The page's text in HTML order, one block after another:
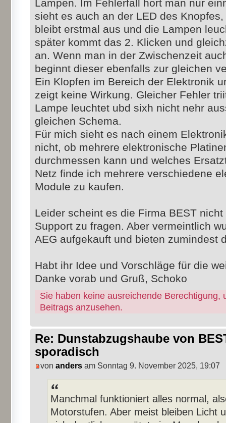
Lampen. Im Fehlerfall hört man nur
sieht es auch an der LED des
bleibt erstmal aus und die Lampen
später kommt das 2. Klicken und
an. Wenn man in der Zwischenzeit
beginnt dieser ebenfalls zur gleichen
Ein Klopfen im Bereich der Elektronik
zeigt keine Wirkung. Gleicher Fehler
Lampe leuchtet ubd sixh nicht nehr
gleichen Schema.
Für mich sieht es nach einem
nicht, ob mehrere elektronische
durchmessen kann und welches
Netz finde ich mehrere verschiedene
Module zu kaufen.
Leider scheint es die Firma BEST
Support zu fragen. Aber vermeintlich
AEG aufgekauft und bieten zumindest
Habt ihr Idee und Vorschläge für die
Danke vorab und Gruß, Schoko
Sie haben keine ausreichende Berechtigung,
Beitrags anzusehen.
Re: Dunstabzugshaube von
sporadisch
von anders am Sonntag 9. November 2025, 19:07
Manchmal funktioniert alles normal,
Motorstufen. Aber meist bleiben Licht